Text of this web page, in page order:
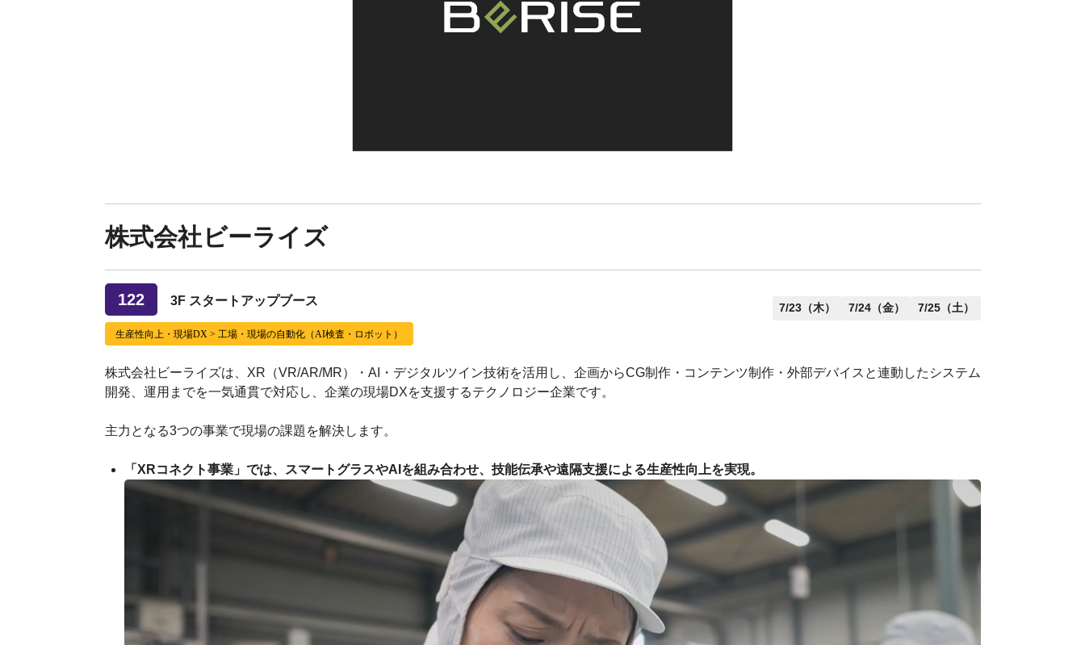
株式会社ビーライズ
122 3F スタートアップブース
7/23（木） 7/24（金） 7/25（土）
生産性向上・現場DX > 工場・現場の自動化（AI検査・ロボット）
株式会社ビーライズは、XR（VR/AR/MR）・AI・デジタルツイン技術を活用し、企画からCG制作・コンテンツ制作・外部デバイスと連動したシステム
開発、運用までを一気通貫で対応し、企業の現場DXを支援するテクノロジー企業です。
主力となる3つの事業で現場の課題を解決します。
「XRコネクト事業」では、スマートグラスやAIを組み合わせ、技能伝承や遠隔支援による生産性向上を実現。